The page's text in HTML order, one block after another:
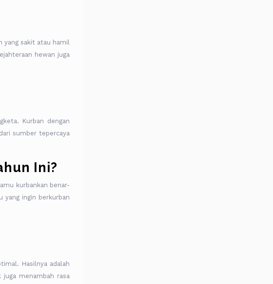
yang sakit atau hamil
hewan juga
Kurban dengan
sumber tepercaya
Ini?
kurbankan benar-
yang ingin berkurban
Hasilnya adalah
menambah rasa